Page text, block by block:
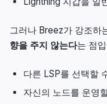
그러나 Breez가 강조하
향을 주지 않는다는 점
다른 LSP를 선택할
자신의 노드를 운영